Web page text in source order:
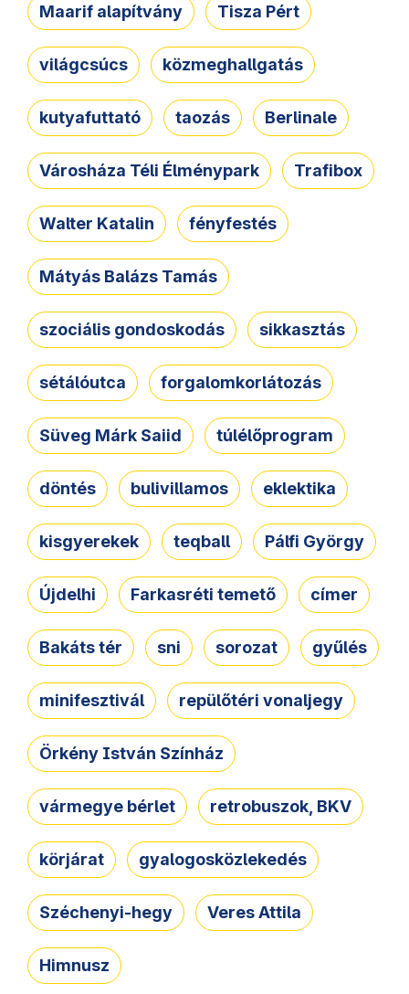
Maarif alapítvány Tisza Pért
világcsúcs közmeghallgatás
kutyafuttató taozás Berlinale
Városháza Téli Élménypark Trafibox
Walter Katalin fényfestés
Mátyás Balázs Tamás
szociális gondoskodás sikkasztás
sétálóutca forgalomkorlátozás
Süveg Márk Saiid túlélőprogram
döntés bulivillamos eklektika
kisgyerekek teqball Pálfi György
Újdelhi Farkasréti temető címer
Bakáts tér sni sorozat gyűlés
minifesztivál repülőtéri vonaljegy
Örkény István Színház
vármegye bérlet retrobuszok, BKV
körjárat gyalogosközlekedés
Széchenyi-hegy Veres Attila
Himnusz